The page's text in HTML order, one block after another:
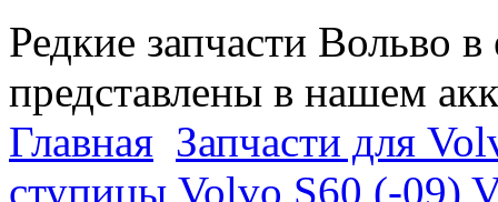
Редкие запчасти Вольво
представлены в нашем
Главная Запчасти для
ступицы Volvo S60 (-09)